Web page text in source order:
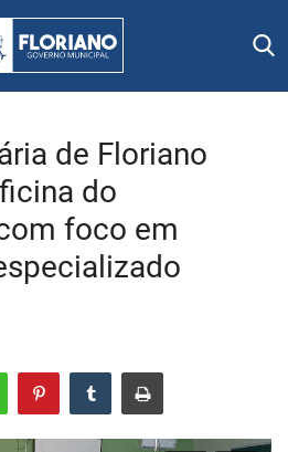
de Floriano
do
foco em